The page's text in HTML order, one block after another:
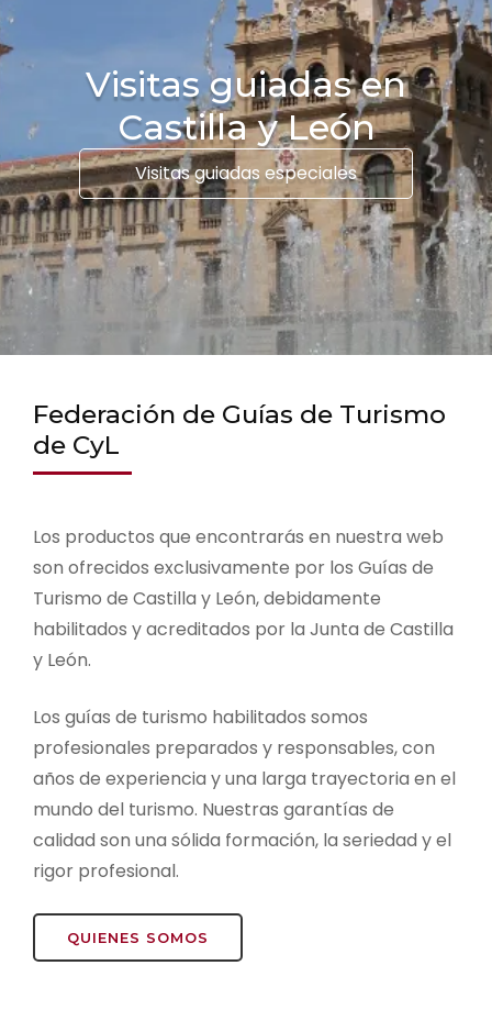
Visitas guiadas en
Castilla y León
Visitas guiadas especiales
Federación de Guías de Turismo
de CyL
Los productos que encontrarás en nuestra web
son ofrecidos exclusivamente por los Guías de
Turismo de Castilla y León, debidamente
habilitados y acreditados por la Junta de Castilla
y León.
Los guías de turismo habilitados somos
profesionales preparados y responsables, con
años de experiencia y una larga trayectoria en el
mundo del turismo. Nuestras garantías de
calidad son una sólida formación, la seriedad y el
rigor profesional.
QUIENES SOMOS